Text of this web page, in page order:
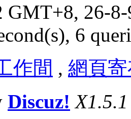
GMT+8, 26-
6
作間 , 網頁
Discuz! X1.5.1